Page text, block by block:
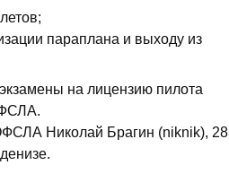
параплана и выходу из
на лицензию пилота
Николай Брагин (niknik), 28